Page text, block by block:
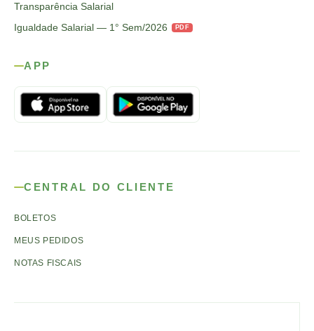
Transparência Salarial
Igualdade Salarial — 1° Sem/2026
PDF
APP
CENTRAL DO CLIENTE
BOLETOS
MEUS PEDIDOS
NOTAS FISCAIS